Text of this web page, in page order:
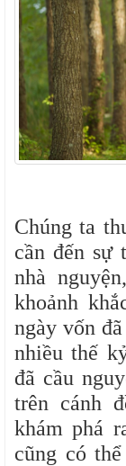
Chúng ta
cần đến sự
nhà
khoảnh
ngày vốn
nhiều thế
đã cầu
trên cánh
khám phá
cũng có